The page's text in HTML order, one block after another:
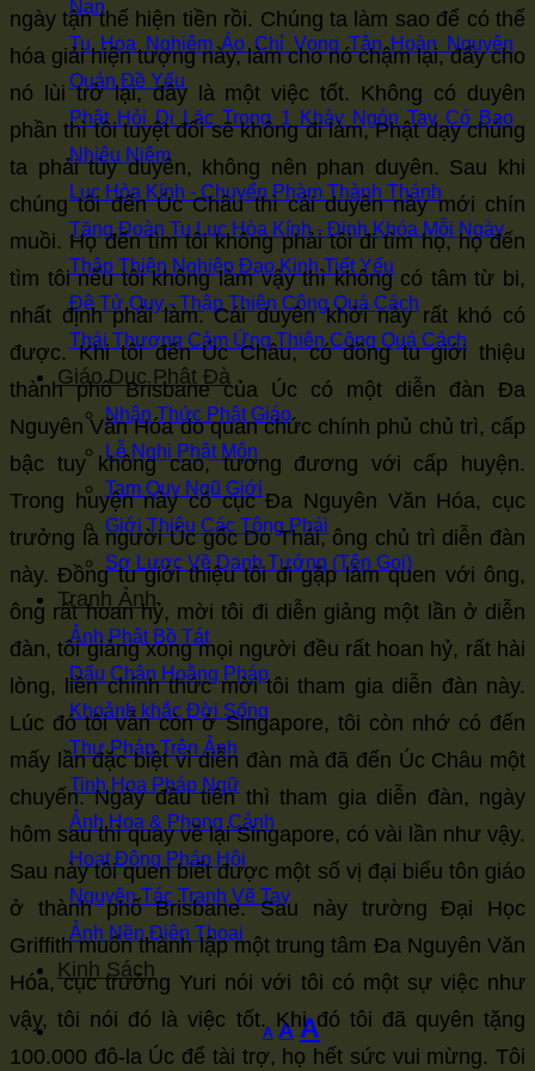
Nạn
Tu Hoa Nghiêm Áo Chỉ Vọng Tận Hoàn Nguyên
Quán Đề Yếu
Phật Hỏi Di Lặc Trong 1 Khảy Ngón Tay Có Bao
Nhiêu Niệm
Lục Hòa Kính - Chuyển Phàm Thành Thánh
Tăng Đoàn Tu Lục Hòa Kính - Định Khóa Mỗi Ngày
Thập Thiện Nghiệp Đạo Kinh Tiết Yếu
Đệ Tử Quy - Thập Thiện Công Quá Cách
Thái Thượng Cảm Ứng Thiên Công Quá Cách
Giáo Dục Phật Đà
Nhận Thức Phật Giáo
Lễ Nghi Phật Môn
Tam Quy Ngũ Giới
Giới Thiệu Các Tông Phái
Sơ Lược Về Danh Tướng (Tên Gọi)
Tranh Ảnh
Ảnh Phật Bồ Tát
Dấu Chân Hoằng Pháp
Khoảnh khắc Đời Sống
Thư Pháp Trên Ảnh
Tinh Hoa Pháp Ngữ
Ảnh Hoa & Phong Cảnh
Hoạt Động Pháp Hội
Nguyên Tác Tranh Vẽ Tay
Ảnh Nền Điện Thoại
Kinh Sách
A Decrease
font
AReset
font
AIncrease
font
241
242 243 244 245 246 247 248 249 251
252
253
254 255 256 257 258 259 260 261 262 263 264
265
266 267 268 269 270 271 272 273 275
276
277
278 279 280 281 282 283 284 285 286 287 288
289
290 291 292 293 294 295 296 297 298 299
300
301
302 303 304 305 306 307 308 309 310 311
312
313 314 315 316 317 318 319 320 321 322 323 324
325
326 327 328 329 330 331 332 333 334 335
336
337
338 339 340 341 342 343 344 345 346 347
348
349
350 351 352 353 354 355 356 357 358 359
360
361 362 363 364 365 366 367 368 369 370 371
372
373
374
ngày tận thế hiện tiền rồi. Chúng ta làm sao để có thể
hóa giải hiện tượng này, làm cho nó chậm lại, đẩy cho
nó lùi trở lại, đây là một việc tốt. Không có duyên
phần thì tôi tuyệt đối sẽ không đi làm, Phật dạy chúng
ta phải tùy duyên, không nên phan duyên. Sau khi
chúng tôi đến Úc Châu thì cái duyên này mới chín
muồi. Họ đến tìm tôi không phải tôi đi tìm họ, họ đến
tìm tôi nếu tôi không làm vậy thì không có tâm từ bi,
nhất định phải làm. Cái duyên khởi này rất khó có
được. Khi tôi đến Úc Châu, có đồng tu giới thiệu
thành phố Brisbane của Úc có một diễn đàn Đa
Nguyên Văn Hóa do quan chức chính phủ chủ trì, cấp
bậc tuy không cao, tương đương với cấp huyện.
Trong huyện này có cục Đa Nguyên Văn Hóa, cục
trưởng là người Úc gốc Do Thái, ông chủ trì diễn đàn
này. Đồng tu giới thiệu tôi đi gặp làm quen với ông,
ông rất hoan hỷ, mời tôi đi diễn giảng một lần ở diễn
đàn, tôi giảng xong mọi người đều rất hoan hỷ, rất hài
lòng, liền chính thức mời tôi tham gia diễn đàn này.
Lúc đó tôi vẫn còn ở Singapore, tôi còn nhớ có đến
mấy lần đặc biệt vì diễn đàn mà đã đến Úc Châu một
chuyến. Ngày đầu tiên thì tham gia diễn đàn, ngày
hôm sau thì quay về lại Singapore, có vài lần như vậy.
Sau này tôi quen biết được một số vị đại biểu tôn giáo
ở thành phố Brisbane. Sau này trường Đại Học
Griffith muốn thành lập một trung tâm Đa Nguyên Văn
Hóa, cục trưởng Yuri nói với tôi có một sự việc như
vậy, tôi nói đó là việc tốt. Khi đó tôi đã quyên tặng
100.000 đô-la Úc để tài trợ, họ hết sức vui mừng. Tôi